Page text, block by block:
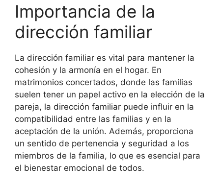
Importancia de la
dirección familiar
La dirección familiar es vital para mantener la
cohesión y la armonía en el hogar. En
matrimonios concertados, donde las familias
suelen tener un papel activo en la elección de la
pareja, la dirección familiar puede influir en la
compatibilidad entre las familias y en la
aceptación de la unión. Además, proporciona
un sentido de pertenencia y seguridad a los
miembros de la familia, lo que es esencial para
el bienestar emocional de todos.